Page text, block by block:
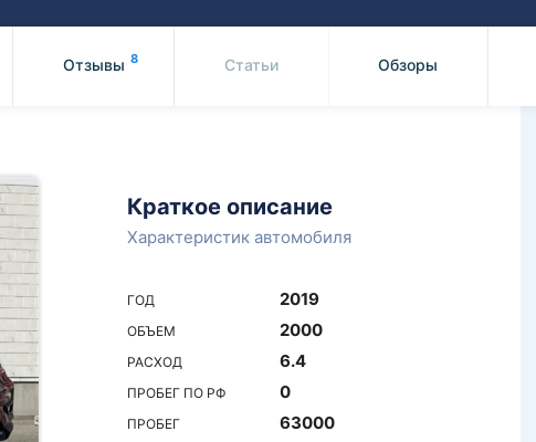
Отзывы 8 Статьи Обзоры
Краткое описание
Характеристик автомобиля
ГОД 2019
ОБЪЕМ 2000
РАСХОД 6.4
ПРОБЕГ ПО РФ 0
ПРОБЕГ 63000